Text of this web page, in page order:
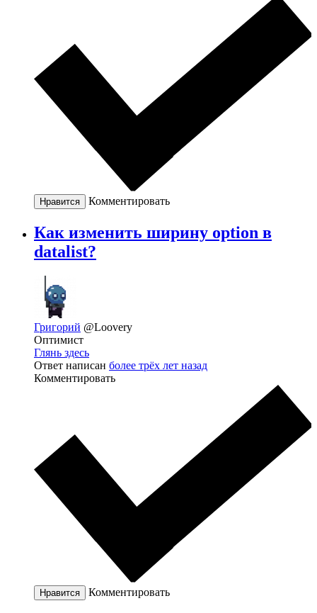
Нравится Комментировать
Как изменить ширину option в
datalist?
Григорий @Loovery
Оптимист
Глянь здесь
Ответ написан более трёх лет назад
Комментировать
Нравится Комментировать